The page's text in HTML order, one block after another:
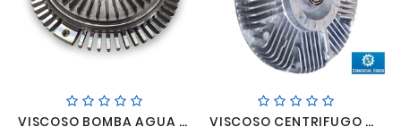
VISCOSO BOMBA AGUA MERCEDES BENZ SPRINTER 313-413 MOTOR 611 VISCOSO CENTRIFUGO 4 PERNOS FORD CARGO VW